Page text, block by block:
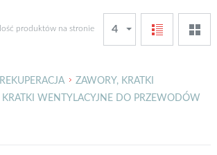
Ilość produktów na stronie 4
24
48
REKUPERACJA
ZAWORY, KRATKI
KRATKI WENTYLACYJNE DO PRZEWODÓW